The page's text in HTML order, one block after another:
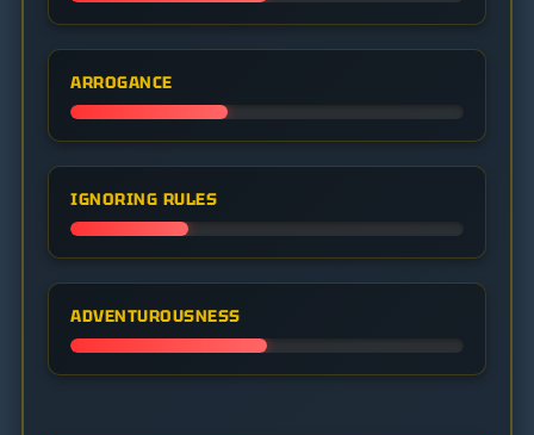
ARROGANCE
IGNORING RULES
ADVENTUROUSNESS